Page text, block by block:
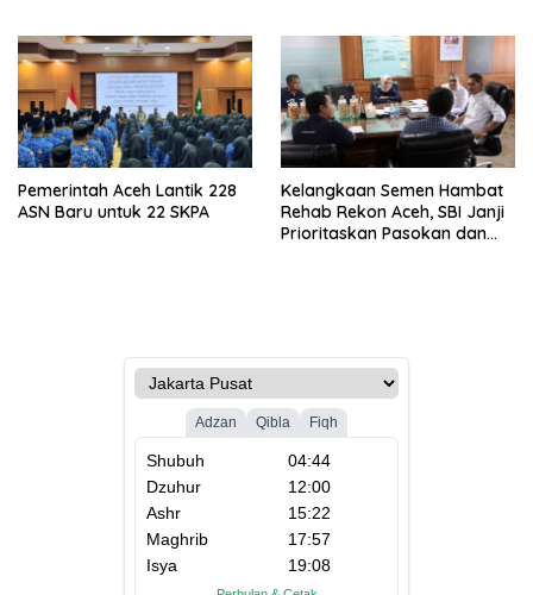
Pemerintah Aceh Lantik 228
ASN Baru untuk 22 SKPA
Kelangkaan Semen Hambat
Rehab Rekon Aceh, SBI Janji
Prioritaskan Pasokan dan